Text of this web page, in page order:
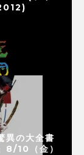
異の大全書
8/10（金）